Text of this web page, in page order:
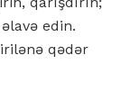
edin.
qədər